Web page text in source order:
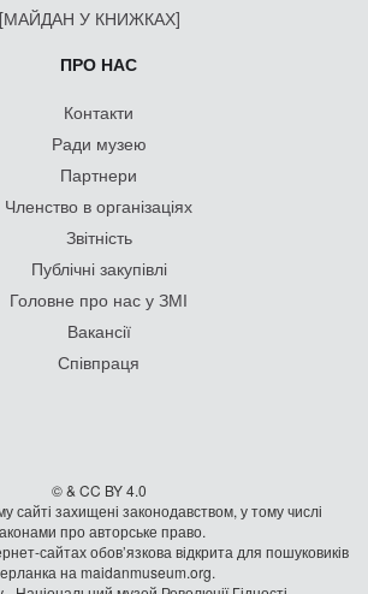
[МАЙДАН У КНИЖКАХ]
ПРО НАС
Контакти
Ради музею
Партнери
Членство в організаціях
Звітність
Публічні закупівлі
Головне про нас у ЗМІ
Вакансії
Співпраця
© & CC BY 4.0
сайті захищені законодавством, у тому числі
про авторське право.
сайтах обов’язкова відкрита для пошуковиків
на maidanmuseum.org.